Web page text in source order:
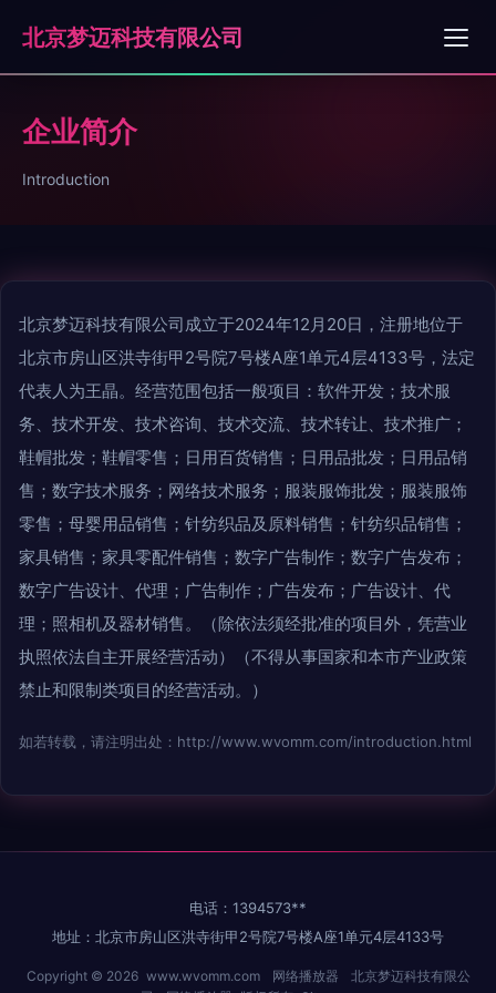
北京梦迈科技有限公司
企业简介
Introduction
北京梦迈科技有限公司成立于2024年12月20日，注册地位于
北京市房山区洪寺街甲2号院7号楼A座1单元4层4133号，法定
代表人为王晶。经营范围包括一般项目：软件开发；技术服
务、技术开发、技术咨询、技术交流、技术转让、技术推广；
鞋帽批发；鞋帽零售；日用百货销售；日用品批发；日用品销
售；数字技术服务；网络技术服务；服装服饰批发；服装服饰
零售；母婴用品销售；针纺织品及原料销售；针纺织品销售；
家具销售；家具零配件销售；数字广告制作；数字广告发布；
数字广告设计、代理；广告制作；广告发布；广告设计、代
理；照相机及器材销售。（除依法须经批准的项目外，凭营业
执照依法自主开展经营活动）（不得从事国家和本市产业政策
禁止和限制类项目的经营活动。）
如若转载，请注明出处：http://www.wvomm.com/introduction.html
电话：1394573**
地址：北京市房山区洪寺街甲2号院7号楼A座1单元4层4133号
Copyright © 2026 www.wvomm.com 网络播放器
北京梦迈科技有限公